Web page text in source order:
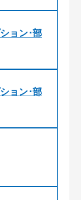
ョン･部
ョン･部